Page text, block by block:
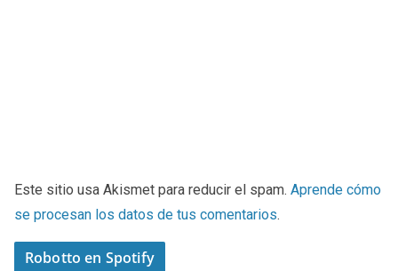
Este sitio usa Akismet para reducir el spam. Aprende cómo
se procesan los datos de tus comentarios.
Robotto en Spotify